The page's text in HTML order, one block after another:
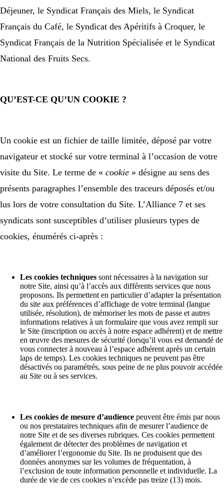
Déjeuner, le Syndicat Français des Miels, le Syndicat
Français du Café, le Syndicat des Apéritifs à Croquer, le
Syndicat Français de la Nutrition Spécialisée et le Syndicat
National des Fruits Secs.
QU’EST-CE QU’UN COOKIE ?
Un cookie est un fichier de taille limitée, déposé par votre
navigateur et stocké sur votre terminal à l’occasion de votre
visite du Site. Le terme de « cookie » désigne au sens des
présents paragraphes l’ensemble des traceurs déposés et/ou
lus lors de votre consultation du Site. L’Alliance 7 et ses
syndicats sont susceptibles d’utiliser plusieurs types de
cookies, énumérés ci-après :
Les cookies techniques sont nécessaires à la navigation sur
notre Site, ainsi qu’à l’accès aux différents services que nous
proposons. Ils permettent en particulier d’adapter la présentation
du site aux préférences d’affichage de votre terminal (langue
utilisée, résolution), de mémoriser les mots de passe et autres
informations relatives à un formulaire que vous avez rempli sur
le Site (inscription ou accès à notre espace adhérent) et de mettre
en œuvre des mesures de sécurité (lorsqu’il vous est demandé de
vous connecter à nouveau à l’espace adhérent après un certain
laps de temps). Les cookies techniques ne peuvent pas être
désactivés ou paramétrés, sous peine de ne plus pouvoir accédée
au Site ou à ses services.
Les cookies de mesure d’audience peuvent être émis par nous
ou nos prestataires techniques afin de mesurer l’audience de
notre Site et de ses diverses rubriques. Ces cookies permettent
également de détecter des problèmes de navigation et
d’améliorer l’ergonomie du Site. Ils ne produisent que des
données anonymes sur les volumes de fréquentation, à
l’exclusion de toute information personnelle et individuelle. La
durée de vie de ces cookies n’excède pas treize (13) mois.